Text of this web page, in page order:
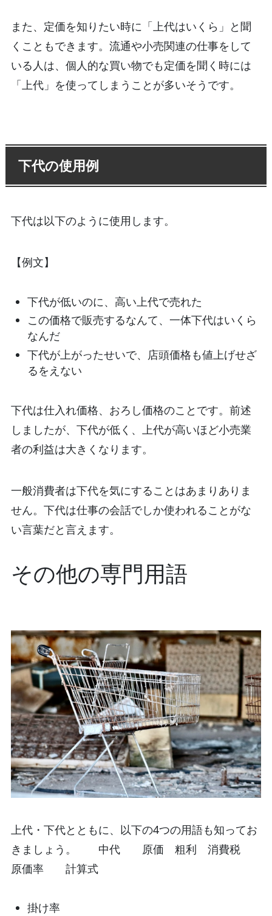
また、定価を知りたい時に「上代はいくら」と聞
くこともできます。流通や小売関連の仕事をして
いる人は、個人的な買い物でも定価を聞く時には
「上代」を使ってしまうことが多いそうです。
下代の使用例
下代は以下のように使用します。
【例文】
下代が低いのに、高い上代で売れた
この価格で販売するなんて、一体下代はいくら
なんだ
下代が上がったせいで、店頭価格も値上げせざ
るをえない
下代は仕入れ価格、おろし価格のことです。前述
しましたが、下代が低く、上代が高いほど小売業
者の利益は大きくなります。
一般消費者は下代を気にすることはあまりありま
せん。下代は仕事の会話でしか使われることがな
い言葉だと言えます。
その他の専門用語
上代・下代とともに、以下の4つの用語も知ってお
きましょう。 中代 原価 粗利 消費税
原価率 計算式
掛け率